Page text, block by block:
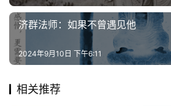
济群法师：如果不曾遇见他
2024年9月10日 下午6:11
相关推荐